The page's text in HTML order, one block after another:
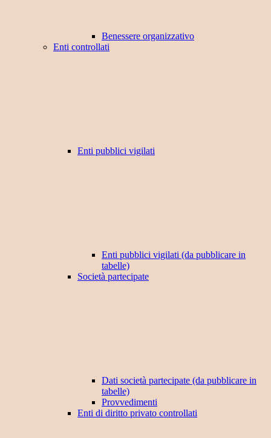
Benessere organizzativo
Enti controllati
Enti pubblici vigilati
Enti pubblici vigilati (da pubblicare in
tabelle)
Società partecipate
Dati società partecipate (da pubblicare in
tabelle)
Provvedimenti
Enti di diritto privato controllati